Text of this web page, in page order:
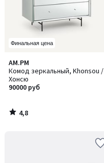
Финальная цена
AM.PM
Комод зеркальный, Khonsou /
Хонсю
90000 руб
4,8
/ 5
4,8
/